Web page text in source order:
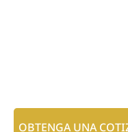
OBTENGA UNA